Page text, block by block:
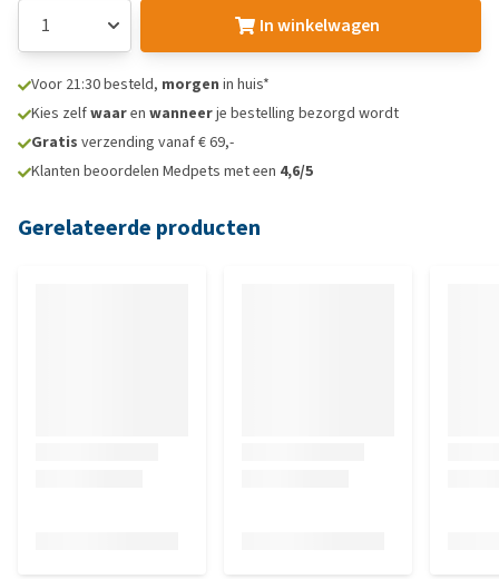
In winkelwagen
Voor 21:30 besteld, morgen in huis*
Kies zelfwaaren wanneerje bestelling bezorgd wordt
Gratis verzending vanaf € 69,-
Klanten beoordelen Medpets met een 4,6/5
Gerelateerde producten